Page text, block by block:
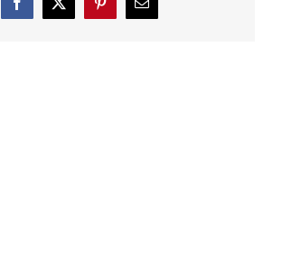
Facebook
X Pinterest
E-
Mail